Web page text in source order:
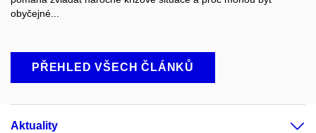
obyčejné...
PŘEHLED VŠECH ČLÁNKŮ
Aktuality